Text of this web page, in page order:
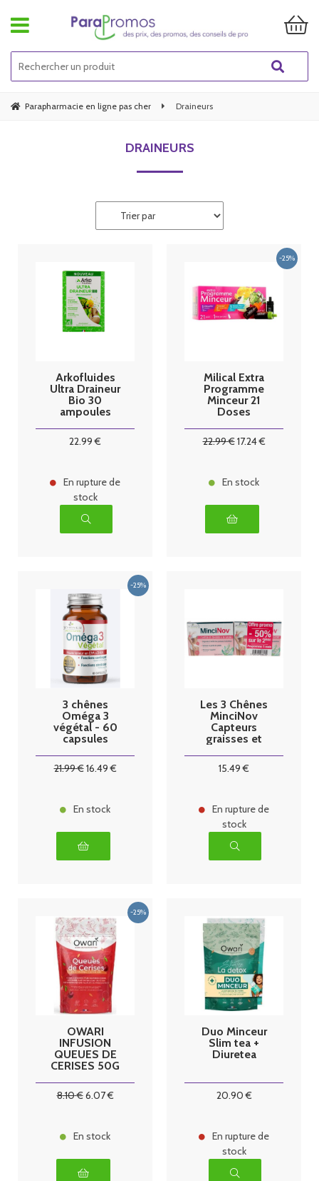
Parapharmacie en ligne pas cher Draineurs
DRAINEURS
Arkofluides
Ultra Draineur
Bio 30
ampoules
22.99 €
En rupture de
stock
Milical Extra
Programme
Minceur 21
Doses
22.99€17.24€
En stock
3 chênes
Oméga 3
végétal - 60
capsules
21.99€16.49€
En stock
Les 3 Chênes
MinciNov
Capteurs
graisses et
comprimés
15.49 €
En rupture de
stock
OWARI
INFUSION
QUEUES DE
CERISES 50G
8.10€6.07€
En stock
Duo Minceur
Slim tea +
Diuretea
20.90€
En rupture de
stock